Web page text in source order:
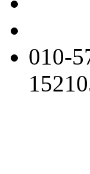
010-